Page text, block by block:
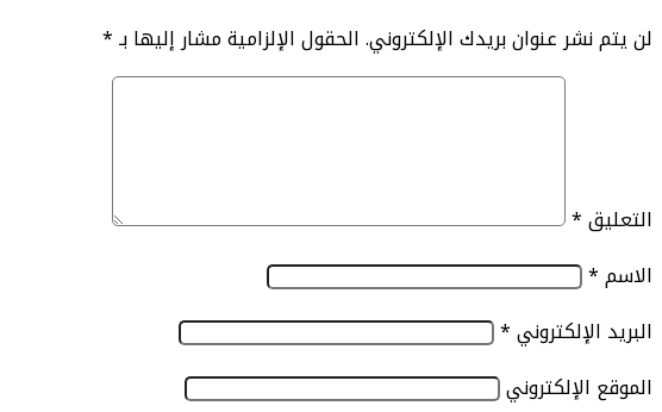
لن يتم نشر عنوان بريدك الإلكتروني.الحقول الإلزامية مشار إليها بـ*
التعليق*
الاسم*
البريد الإلكتروني*
الموقع الإلكتروني